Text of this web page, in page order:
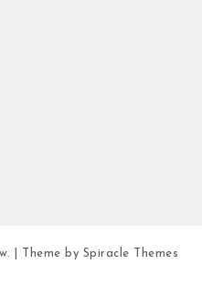
| Theme by Spiracle Themes